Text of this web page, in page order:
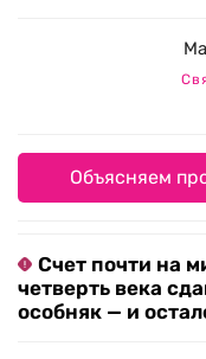
Объясняем
Счет почти на
четверть века
особняк — и